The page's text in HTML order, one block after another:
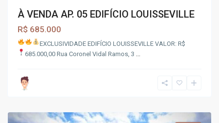
À VENDA AP. 05 EDIFÍCIO LOUISSEVILLE
R$ 685.000
EXCLUSIVIDADEEDIFÍCIO LOUISSEVILLE VALOR: R$
685.000,00 Rua Coronel Vidal Ramos, 3 ...